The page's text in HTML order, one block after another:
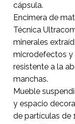
No
cápsula.
Encimera de
Técnica
minerales
microdefectos y
resistente a la
manchas.
Mueble
y espacio
de partículas de